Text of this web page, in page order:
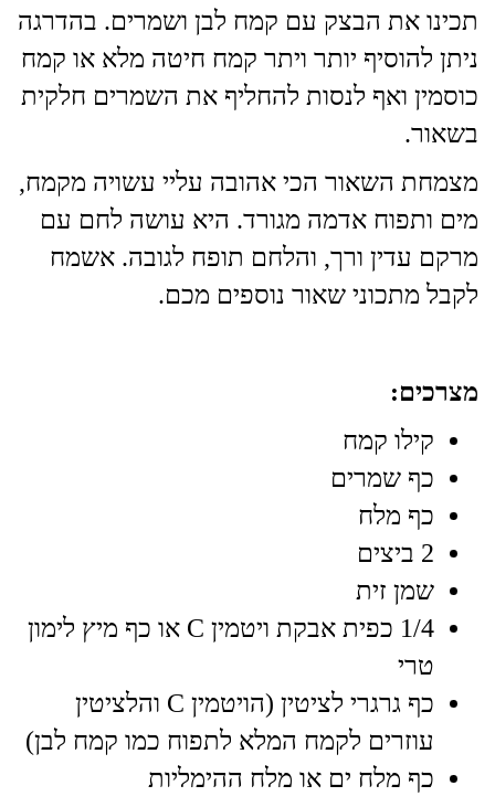
תכינו את הבצק עם קמח לבן ושמרים. בהדרגה
ניתן להוסיף יותר ויתר קמח חיטה מלא או קמח
כוסמין ואף לנסות להחליף את השמרים חלקית
בשאור.
מצמחת השאור הכי אהובה עליי עשויה מקמח,
מים ותפוח אדמה מגורד. היא עושה לחם עם
מרקם עדין ורך, והלחם תופח לגובה. אשמח
לקבל מתכוני שאור נוספים מכם.
מצרכים:
קילו קמח
כף שמרים
כף מלח
2 ביצים
שמן זית
1/4 כפית אבקת ויטמין C או כף מיץ לימון
טרי
כף גרגרי לציטין (הויטמין C והלציטין
עוזרים לקמח המלא לתפוח כמו קמח לבן)
כף מלח ים או מלח ההימליות